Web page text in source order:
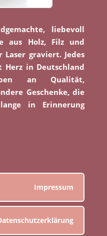
liebevoll
aus Holz, Filz und
graviert. Jedes
in Deutschland
an Qualität,
Geschenke, die
in Erinnerung
Impressum